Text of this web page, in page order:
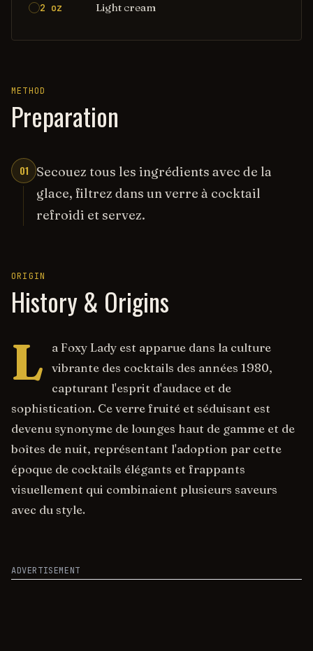
2 oz Light cream
METHOD
Preparation
01
Secouez tous les ingrédients avec de la
glace, filtrez dans un verre à cocktail
refroidi et servez.
ORIGIN
History & Origins
L
a Foxy Lady est apparue dans la culture
vibrante des cocktails des années 1980,
capturant l'esprit d'audace et de
sophistication. Ce verre fruité et séduisant est
devenu synonyme de lounges haut de gamme et de
boîtes de nuit, représentant l'adoption par cette
époque de cocktails élégants et frappants
visuellement qui combinaient plusieurs saveurs
avec du style.
ADVERTISEMENT